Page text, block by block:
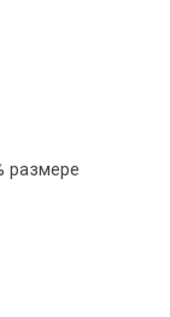
размере